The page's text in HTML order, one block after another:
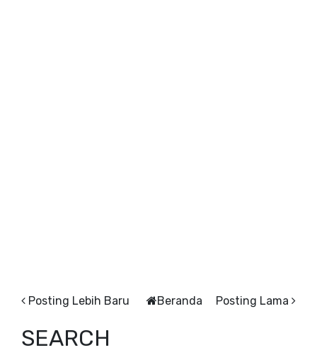
Posting Lebih Baru Posting Lama
Beranda
SEARCH